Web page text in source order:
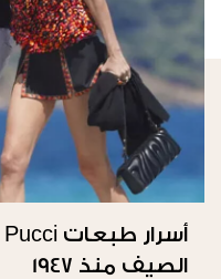
الصيف منذ 1947